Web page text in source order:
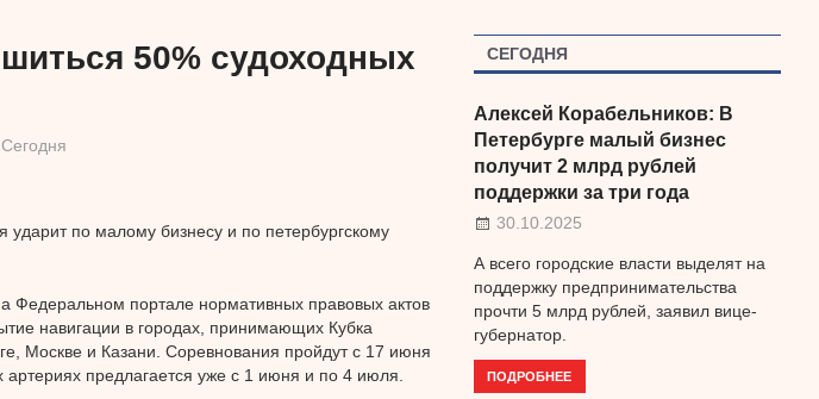
50% судоходных
Сегодня
ударит по малому бизнесу и по петербургскому
Федеральном портале нормативных правовых актов
навигации в городах, принимающих Кубка
Москве и Казани. Соревнования пройдут с 17 июня
предлагается уже с 1 июня и по 4 июля.
СЕГОДНЯ
Алексей Корабельников: В
Петербурге малый бизнес
получит 2 млрд рублей
поддержки за три года
30.10.2025
А всего городские власти выделят на
поддержку предпринимательства
прочти 5 млрд рублей, заявил вице-
губернатор.
ПОДРОБНЕЕ